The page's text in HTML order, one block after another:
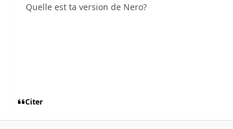
Quelle est ta version de Nero?
Citer